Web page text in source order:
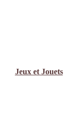
Jeux et Jouets